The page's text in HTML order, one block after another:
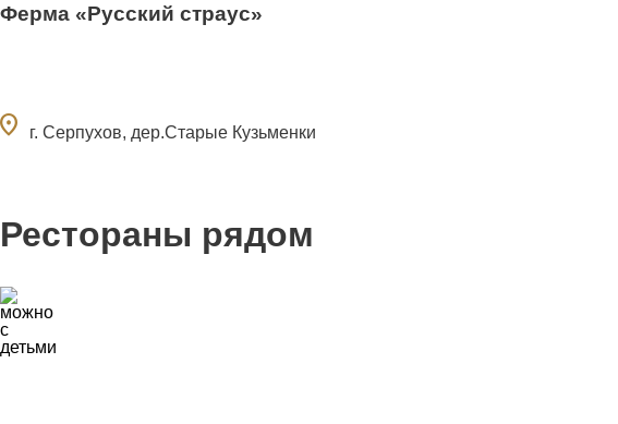
Ферма «Русский страус»
г. Серпухов, дер.Старые Кузьменки
Рестораны рядом